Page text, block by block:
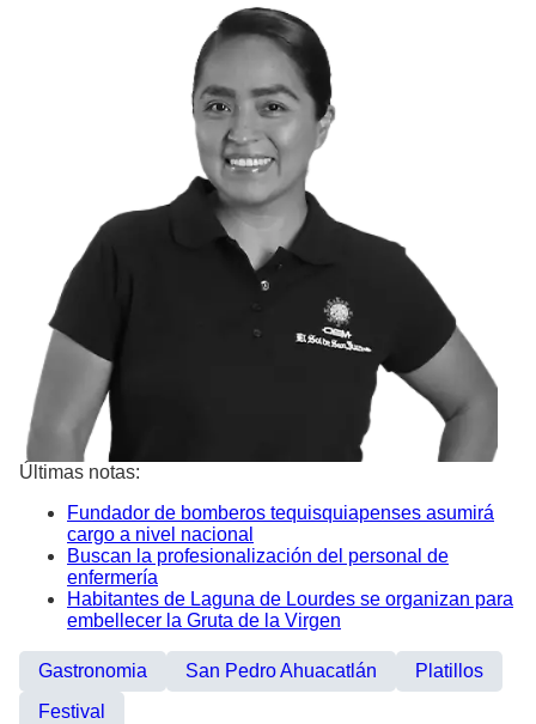
Últimas notas:
Fundador de bomberos tequisquiapenses asumirá
cargo a nivel nacional
Buscan la profesionalización del personal de
enfermería
Habitantes de Laguna de Lourdes se organizan para
embellecer la Gruta de la Virgen
Gastronomia San Pedro Ahuacatlán
Platillos
Festival